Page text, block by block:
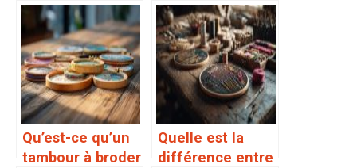
Qu’est-ce qu’un
tambour à broder
Quelle est la
différence entre